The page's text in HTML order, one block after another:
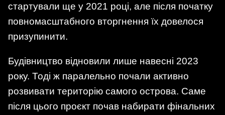
стартували ще у 2021 році, але після початку
повномасштабного вторгнення їх довелося
призупинити.
Будівництво відновили лише навесні 2023
року. Тоді ж паралельно почали активно
розвивати територію самого острова. Саме
після цього проєкт почав набирати фінальних